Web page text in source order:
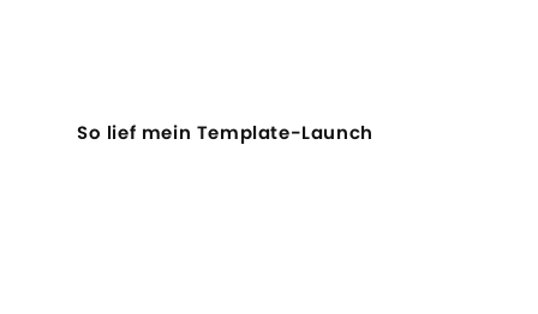
So lief mein Template-Launch